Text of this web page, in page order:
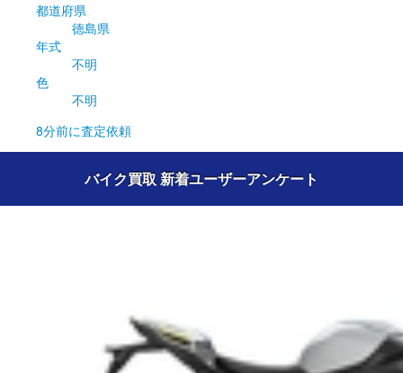
都道府県
徳島県
年式
不明
色
不明
8分前に査定依頼
バイク買取 新着ユーザーアンケート